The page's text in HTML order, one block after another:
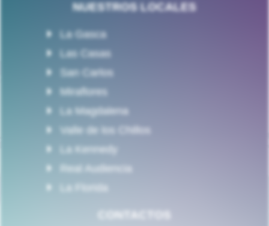
NUESTROS LOCALES
La Gasca
Las Casas
San Carlos
Miraflores
La Magdalena
Valle de los Chillos
La Kennedy
Real Audiencia
La Florida
CONTACTOS